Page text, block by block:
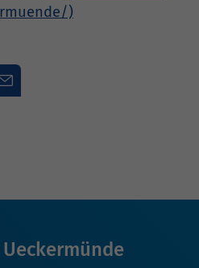
)